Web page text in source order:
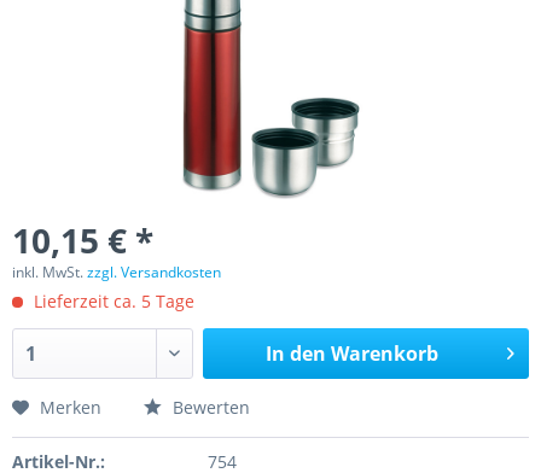
10,15 € *
inkl. MwSt.zzgl. Versandkosten
Lieferzeit ca. 5 Tage
In den Warenkorb
Merken Bewerten
Artikel-Nr.:
754